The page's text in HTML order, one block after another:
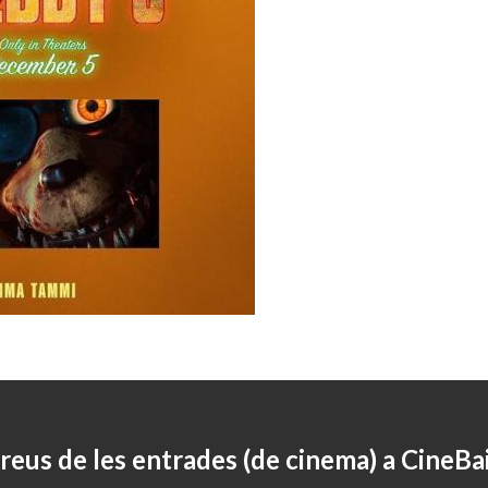
de les entrades (de cinema) a